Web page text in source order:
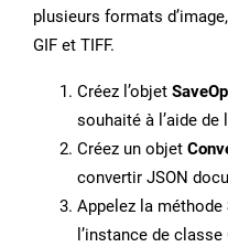
plusieurs formats
GIF et TIFF.
Créez l’objet
souhaité à l’aide de
Créez un objet
convertir JSON
Appelez la méthode
l’instance de